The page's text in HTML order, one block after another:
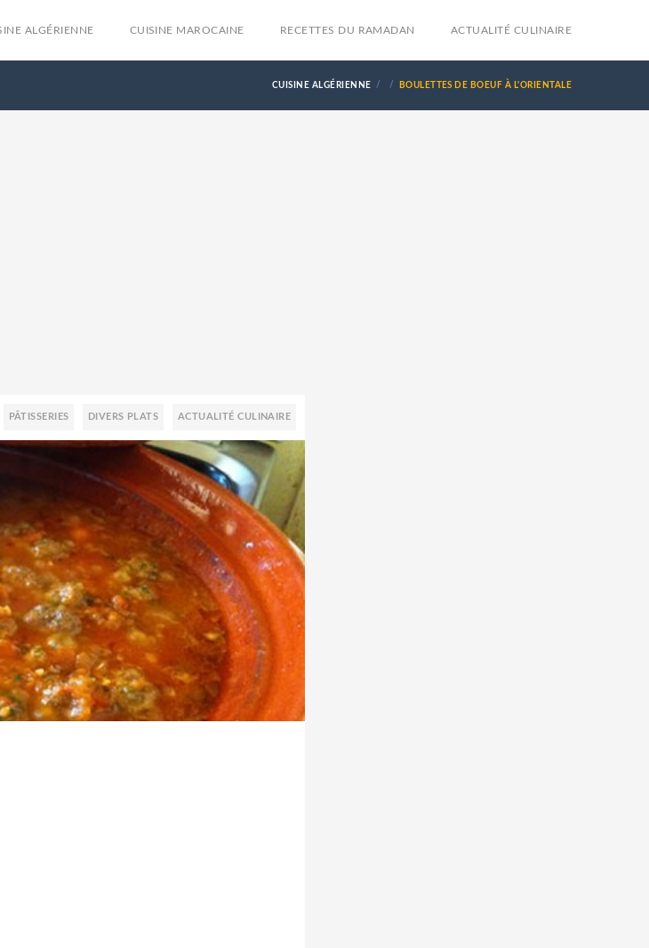
ALGÉRIENNE CUISINE MAROCAINE RECETTES DU RAMADAN ACTUALITÉ CULINAIRE
CUISINE ALGÉRIENNE BOULETTES DE BOEUF À L'ORIENTALE
PÂTISSERIES DIVERS PLATS ACTUALITÉ CULINAIRE